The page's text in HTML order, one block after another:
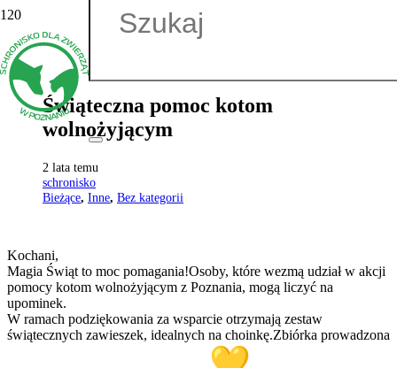
Świąteczna pomoc kotom
wolnożyjącym
2 lata temu
schronisko
Bieżące, Inne, Bez kategorii
Kochani,
Magia Świąt to moc pomagania!Osoby, które wezmą udział w akcji
pomocy kotom wolnożyjącym z Poznania, mogą liczyć na
upominek.
W ramach podziękowania za wsparcie otrzymają zestaw
świątecznych zawieszek, idealnych na choinkę.Zbiórka prowadzona